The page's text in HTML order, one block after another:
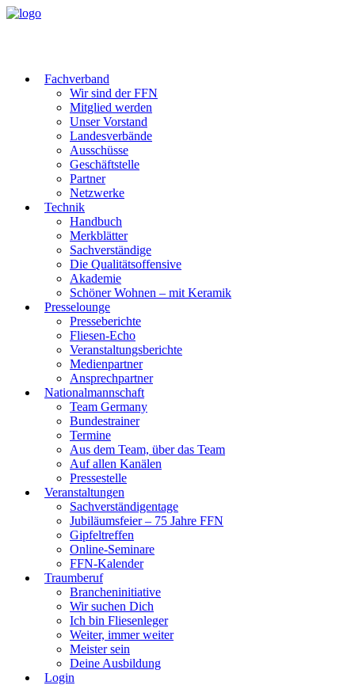
Fachverband
Wir sind der FFN
Mitglied werden
Unser Vorstand
Landesverbände
Ausschüsse
Geschäftstelle
Partner
Netzwerke
Technik
Handbuch
Merkblätter
Sachverständige
Die Qualitätsoffensive
Akademie
Schöner Wohnen – mit Keramik
Presselounge
Presseberichte
Fliesen-Echo
Veranstaltungsberichte
Medienpartner
Ansprechpartner
Nationalmannschaft
Team Germany
Bundestrainer
Termine
Aus dem Team, über das Team
Auf allen Kanälen
Pressestelle
Veranstaltungen
Sachverständigentage
Jubiläumsfeier – 75 Jahre FFN
Gipfeltreffen
Online-Seminare
FFN-Kalender
Traumberuf
Brancheninitiative
Wir suchen Dich
Ich bin Fliesenleger
Weiter, immer weiter
Meister sein
Deine Ausbildung
Login